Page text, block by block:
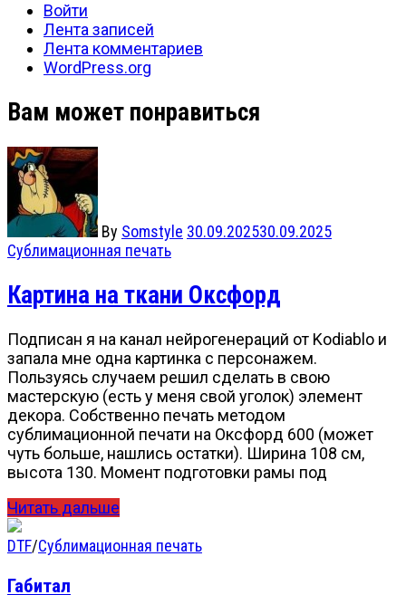
Войти
Лента записей
Лента комментариев
WordPress.org
Вам может понравиться
By Somstyle 30.09.202530.09.2025
Сублимационная печать
Картина на ткани Оксфорд
Подписан я на канал нейрогенераций от Kodiablo и
запала мне одна картинка с персонажем.
Пользуясь случаем решил сделать в свою
мастерскую (есть у меня свой уголок) элемент
декора. Собственно печать методом
сублимационной печати на Оксфорд 600 (может
чуть больше, нашлись остатки). Ширина 108 см,
высота 130. Момент подготовки рамы под
Читать дальше
DTF/Сублимационная печать
Габитал